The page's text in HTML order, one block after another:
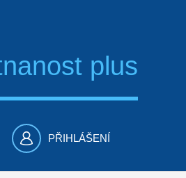
plus
PŘIHLÁŠENÍ